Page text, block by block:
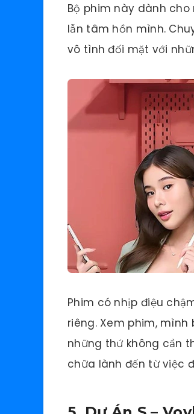
Bộ phim này dành cho
lẫn tâm hồn mình.
vô tình đối mặt với
Phim có nhịp điệu
riêng. Xem phim,
những thứ không cần
chữa lành đến từ việc